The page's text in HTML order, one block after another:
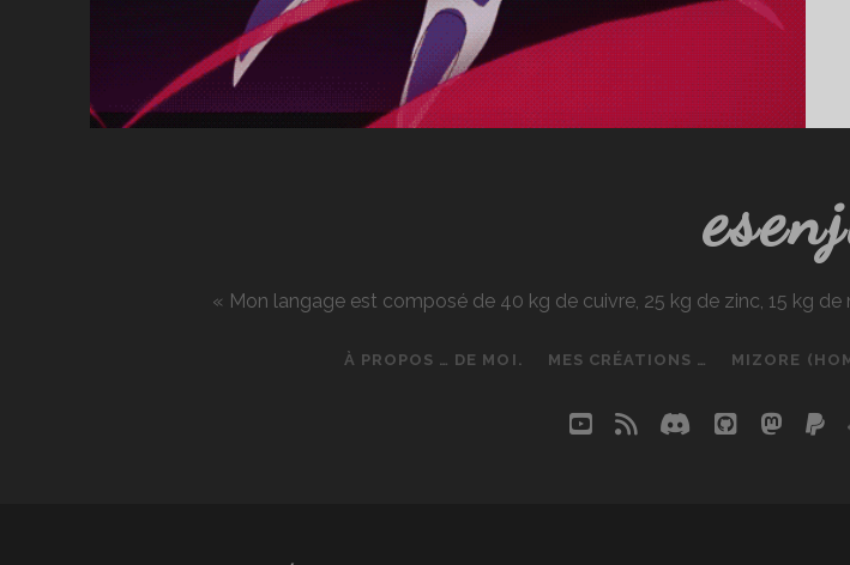
« Mon langage est composé de 40 kg de cuivre, 25 kg de zinc, 15 kg
À PROPOS … DE MOI. MES CRÉATIONS … MIZORE
youtube
rss discord
github